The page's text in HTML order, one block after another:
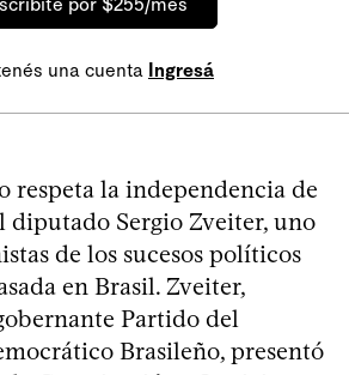
una cuenta Ingresá
respeta la independencia de
diputado Sergio Zveiter, uno
de los sucesos políticos
en Brasil. Zveiter,
Partido del
Brasileño, presentó